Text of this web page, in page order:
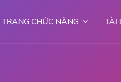
TRANG CHỨC NĂNG TÀI